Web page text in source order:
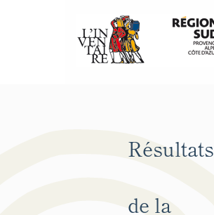
Résultats
de la